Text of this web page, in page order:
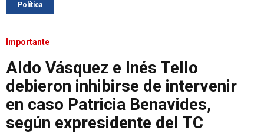
Política
Importante
Aldo Vásquez e Inés Tello
debieron inhibirse de intervenir
en caso Patricia Benavides,
según expresidente del TC